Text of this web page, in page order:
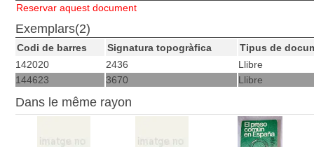
Reservar aquest document
Exemplars(2)
Codi de barres Signatura topogràfica
Tipus de
142020
2436
Llibre
144623
3670 Llibre
Dans le même rayon